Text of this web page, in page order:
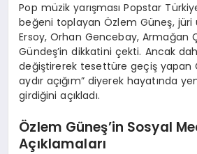
Pop müzik yarışması Popstar
beğeni toplayan Özlem Güneş, jüri
Ersoy, Orhan Gencebay, Armağan
Gündeş’in dikkatini çekti. Ancak
değiştirerek tesettüre geçiş yapan
aydır açığım” diyerek hayatında
girdiğini açıkladı.
Özlem Güneş’in Sosyal
Açıklamaları